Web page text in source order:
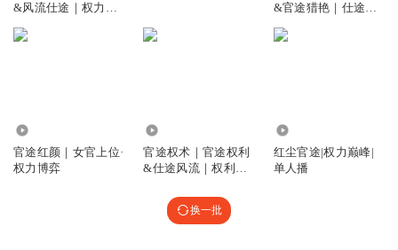
&风流仕途｜权力巅
&官途猎艳｜仕途藏
官途红颜｜女官上位·
权力博弈
官途权术｜官途权利
&仕途风流｜权利巅
红尘官途|权力巅峰|
单人播
换一批